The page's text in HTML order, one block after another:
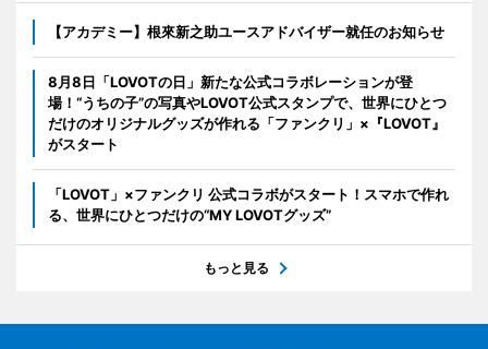
【アカデミー】根來新之助ユースアドバイザー就任のお知らせ
8月8日「LOVOTの日」新たな公式コラボレーションが登
場！“うちの子”の写真やLOVOT公式スタンプで、世界にひとつ
だけのオリジナルグッズが作れる「ファンクリ」×『LOVOT』
がスタート
「LOVOT」×ファンクリ 公式コラボがスタート！スマホで作れ
る、世界にひとつだけの“MY LOVOTグッズ”
もっと見る